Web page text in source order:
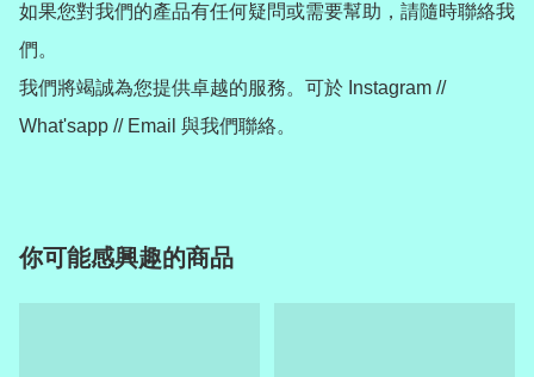
如果您對我們的產品有任何疑問或需要幫助，請隨時聯絡我
們。
我們將竭誠為您提供卓越的服務。可於 Instagram //
你可能感興趣的商品